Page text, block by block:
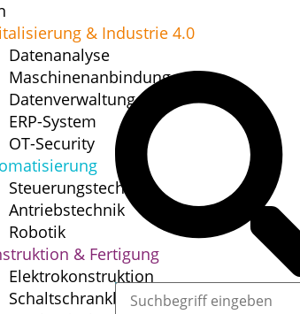
& ­Industrie 4.0
Datenanalyse
Maschinenanbindung
Datenverwaltung
ERP-System
OT-Security
Steuerungstechnik
Antriebstechnik
Robotik
& ­Fertigung
Elektrokonstruktion
Schaltschrankbau & ­Installation